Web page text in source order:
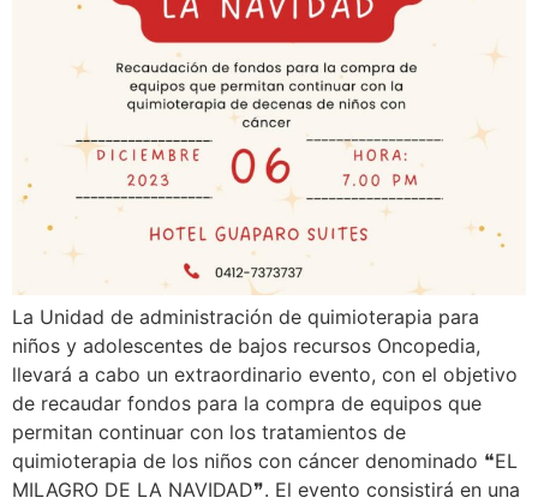
La Unidad de administración de quimioterapia para
niños y adolescentes de bajos recursos Oncopedia,
llevará a cabo un extraordinario evento, con el objetivo
de recaudar fondos para la compra de equipos que
permitan continuar con los tratamientos de
quimioterapia de los niños con cáncer denominado ❝EL
MILAGRO DE LA NAVIDAD❞. El evento consistirá en una